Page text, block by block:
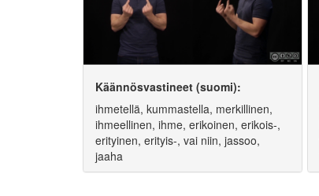
Käännösvastineet (suomi):
ihmetellä, kummastella, merkillinen,
ihmeellinen, ihme, erikoinen, erikois-,
erityinen, erityis-, vai niin, jassoo,
jaaha